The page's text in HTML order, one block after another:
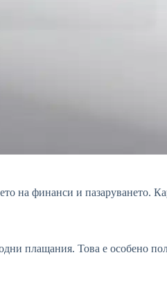
на финанси и пазаруването.
плащания. Това е особено